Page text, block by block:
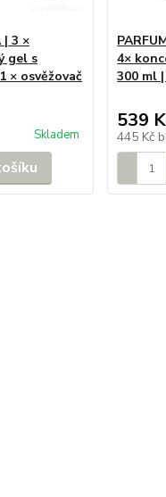
| 3 ×
gel s
× osvěžovač
Skladem
4×
300 ml
539
445 Kč